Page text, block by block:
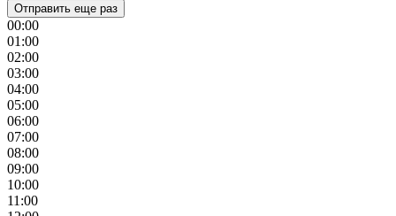
Отправить еще раз
00:00
01:00
02:00
03:00
04:00
05:00
06:00
07:00
08:00
09:00
10:00
11:00